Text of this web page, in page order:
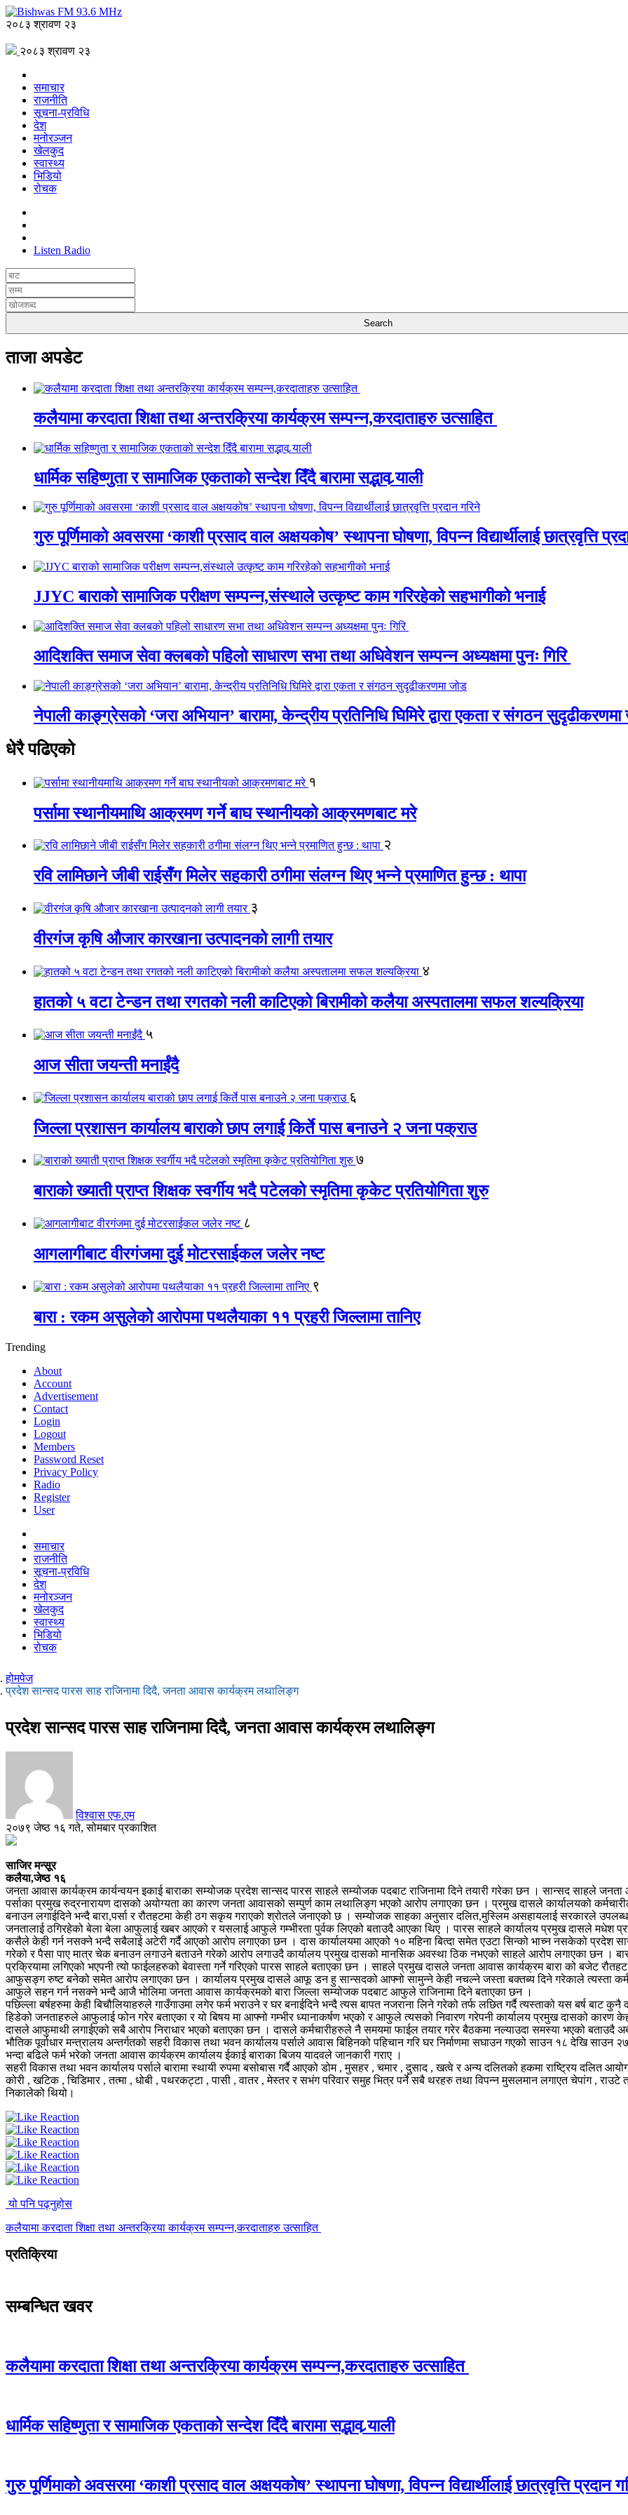
२०८३ श्रावण २३
२०८३ श्रावण २३
समाचार
राजनीति
सूचना-प्रविधि
देश
मनोरञ्जन
खेलकुद
स्वास्थ्य
भिडियो
रोचक
Listen Radio
ताजा अपडेट
कलैयामा करदाता शिक्षा तथा अन्तरक्रिया कार्यक्रम सम्पन्न,करदाताहरु उत्साहित
धार्मिक सहिष्णुता र सामाजिक एकताको सन्देश दिँदै बारामा सद्भाव र्‍याली
गुरु पूर्णिमाको अवसरमा ‘काशी प्रसाद वाल अक्षयकोष’ स्थापना घोषणा, विपन्न विद्यार्थीलाई छात्रवृत्ति
JJYC बाराको सामाजिक परीक्षण सम्पन्न,संस्थाले उत्कृष्ट काम गरिरहेको सहभागीको भनाई
आदिशक्ति समाज सेवा क्लबको पहिलो साधारण सभा तथा अधिवेशन सम्पन्न अध्यक्षमा पुनः गिरि
नेपाली काङ्ग्रेसको ‘जरा अभियान’ बारामा, केन्द्रीय प्रतिनिधि घिमिरे द्वारा एकता र संगठन
धेरै पढिएको
१
पर्सामा स्थानीयमाथि आक्रमण गर्ने बाघ स्थानीयको आक्रमणबाट मरे
२
रवि लामिछाने जीबी राईसँग मिलेर सहकारी ठगीमा संलग्न थिए भन्ने प्रमाणित हुन्छ : थापा
३
वीरगंज कृषि औजार कारखाना उत्पादनको लागी तयार
४
हातको ५ वटा टेन्डन तथा रगतको नली काटिएको बिरामीको कलैया अस्पतालमा सफल शल्यक्रिया
५
आज सीता जयन्ती मनाईंदै
६
जिल्ला प्रशासन कार्यालय बाराको छाप लगाई किर्ते पास बनाउने २ जना पक्राउ
७
बाराको ख्याती प्राप्त शिक्षक स्वर्गीय भदै पटेलको स्मृतिमा कृकेट प्रतियोगिता शुरु
८
आगलागीबाट वीरगंजमा दुई मोटरसाईकल जलेर नष्ट
९
बारा : रकम असुलेको आरोपमा पथलैयाका ११ प्रहरी जिल्लामा तानिए
Trending
About
Account
Advertisement
Contact
Login
Logout
Members
Password Reset
Privacy Policy
Radio
Register
User
समाचार
राजनीति
सूचना-प्रविधि
देश
मनोरञ्जन
खेलकुद
स्वास्थ्य
भिडियो
रोचक
होमपेज
प्रदेश सान्सद पारस साह राजिनामा दिदै, जनता आवास कार्यक्रम लथालिङ्ग
प्रदेश सान्सद पारस साह राजिनामा दिदै, जनता आवास कार्यक्रम लथालिङ्ग
विश्वास एफ.एम
२०७९ जेष्ठ १६ गते, सोमबार प्रकाशित
साजिर मन्सूर
कलैया,जेष्ठ १६
जनता आवास कार्यक्रम कार्यन्वयन इकाई बाराका सम्योजक प्रदेश सान्सद पारस साहले सम्योजक पदबाट राजिनामा दिने तयारी गरेका छन । सान्सद साहले जनता
पर्साका प्रमुख रुद्रनारायण दासको अयोग्यता का कारण जनता आवासको सम्पुर्ण काम लथालिङ्ग भएको आरोप लगाएका छन । प्रमुख दासले कार्यालयको
बनाउन लगाईदिने भन्दै बारा,पर्सा र रौतहटमा केही ठग सकृय गराएको श्रोतले जनाएको छ । सम्योजक साहका अनुसार दलित,मुस्लिम असहायलाई सरकारले
जनतालाई ठगिरहेको बेला बेला आफुलाई खबर आएको र यसलाई आफुले गम्भीरता पुर्वक लिएको बताउदै आएका थिए । पारस साहले कार्यालय प्रमुख दासले मधेश
कसैले केही गर्न नसक्ने भन्दै सबैलाई अटेरी गर्दै आएको आरोप लगाएका छन । दास कार्यालयमा आएको १० महिना बित्दा समेत एउटा सिन्को भाच्न नसकेको प्रदेश
गरेको र पैसा पाए मात्र चेक बनाउन लगाउने बताउने गरेको आरोप लगाउदै कार्यालय प्रमुख दासको मानसिक अवस्था ठिक नभएको साहले आरोप लगाएका छन ।
प्रक्रियामा लगिएको भएपनी त्यो फाईलहरुको बेवास्ता गर्ने गरिएको पारस साहले बताएका छन । साहले प्रमुख दासले जनता आवास कार्यक्रम बारा को बजेट
आफुसङ्ग रुष्ट बनेको समेत आरोप लगाएका छन । कार्यालय प्रमुख दासले आफू डन हु सान्सदको आफ्नो सामुन्ने केही नचल्ने जस्ता बक्तब्य दिने गरेकाले त्यस्ता
आफुले सहन गर्न नसक्ने भन्दै आजै भोलिमा जनता आवास कार्यक्रमको बारा जिल्ला सम्योजक पदबाट आफुले राजिनामा दिने बताएका छन ।
पछिल्ला बर्षहरुमा केही बिचौलियाहरुले गाउँगाउमा लगेर फर्म भराउने र घर बनाईदिने भन्दै त्यस बापत नजराना लिने गरेको तर्फ लछित गर्दै त्यस्ताको यस बर्ष बाट
हिडेको जनताहरुले आफुलाई फोन गरेर बताएका र यो बिषय मा आफ्नो गम्भीर ध्यानाकर्षण भएको र आफुले त्यसको निवारण गरेपनी कार्यालय प्रमुख दासको कारण
दासले आफुमाथी लगाईएको सबै आरोप निराधार भएको बताएका छन । दासले कर्मचारीहरुले नै समयमा फाईल तयार गरेर बैठकमा नल्याउदा समस्या भएको बताउदै
भौतिक पूर्वाधार मन्त्रालय अन्तर्गतको सहरी विकास तथा भवन कार्यालय पर्साले आवास बिहिनको पहिचान गरि घर निर्माणमा सघाउन गएको साउन १८ देखि साउन
भन्दा बढिले फर्म भरेको जनता आवास कार्यक्रम कार्यालय ईकाई बाराका बिजय यादवले जानकारी गराए ।
सहरी विकास तथा भवन कार्यालय पर्साले बारामा स्थायी रुपमा बसोबास गर्दै आएको डोम , मुसहर , चमार , दुसाद , खत्वे र अन्य दलितको हकमा राष्ट्रिय दलित
कोरी , खटिक , चिडिमार , तत्मा , धोबी , पथरकट्टा , पासी , वातर , मेस्तर र सभंग परिवार समुह भित्र पर्ने सबै थरहरु तथा विपन्न मुसलमान लगाएत चेपांग ,
निकालेको थियो।
यो पनि पढ्नुहोस
कलैयामा करदाता शिक्षा तथा अन्तरक्रिया कार्यक्रम सम्पन्न,करदाताहरु उत्साहित
प्रतिक्रिया
सम्बन्धित खवर
कलैयामा करदाता शिक्षा तथा अन्तरक्रिया कार्यक्रम सम्पन्न,करदाताहरु उत्साहित
धार्मिक सहिष्णुता र सामाजिक एकताको सन्देश दिँदै बारामा सद्भाव र्‍याली
गुरु पूर्णिमाको अवसरमा ‘काशी प्रसाद वाल अक्षयकोष’ स्थापना घोषणा, विपन्न विद्यार्थीलाई छात्रवृत्ति प्रदान